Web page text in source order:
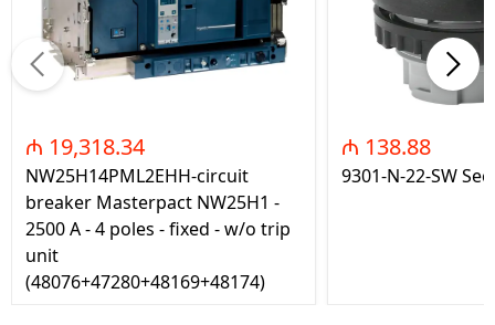
₼ 19,318.34
NW25H14PML2EHH-circuit
breaker Masterpact NW25H1 -
2500 A - 4 poles - fixed - w/o trip
unit
(48076+47280+48169+48174)
₼ 138.88
9301-N-22-SW